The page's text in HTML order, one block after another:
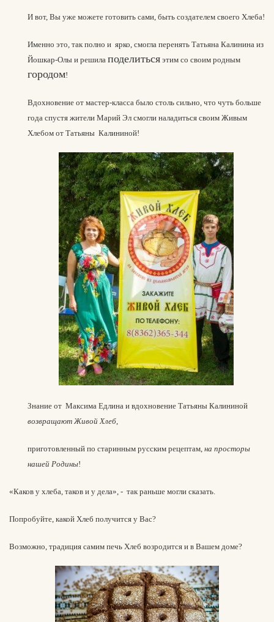
И вот, Вы уже можете готовить сами, быть создателем своего Хлеба!
Именно это, так полно и ярко, смогла перенять Татьяна Калинина из
Йошкар-Олы и решила поделиться этим со своим родным
городом!
Вдохновение от мастер-класса было столь сильно, что чуть больше
года спустя жители Марий Эл смогли наладиться своим Живым
Хлебом от Татьяны Калининой!
Знание от Максима Едлина и вдохновение Татьяны Калининой
возвращают Живой Хлеб,
приготовленный по старинным русским рецептам, на просторы
нашей Родины!
«Каков у хлеба, таков и у дела», - так раньше могли сказать.
Попробуйте, какой Хлеб получится у Вас?
Возможно, традиция самим печь Хлеб возродится и в Вашем доме?